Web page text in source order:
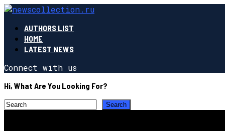
AUTHORS LIST
HOME
LATEST NEWS
Connect with us
Hi, What Are You Looking For?